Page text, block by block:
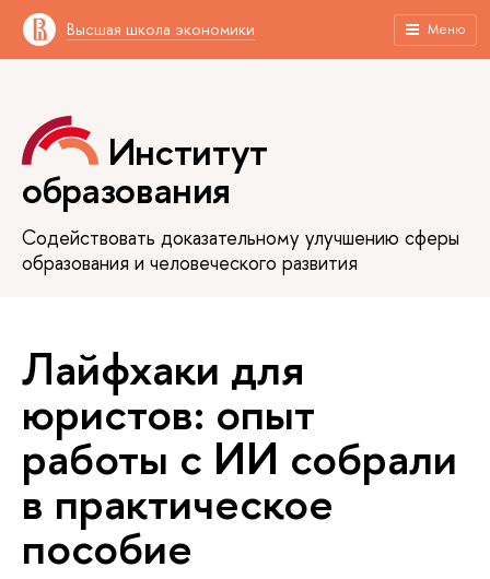
Высшая школа экономики Меню
Институт
образования
Содействовать доказательному улучшению сферы
образования и человеческого развития
Лайфхаки для
юристов: опыт
работы с ИИ собрали
в практическое
пособие